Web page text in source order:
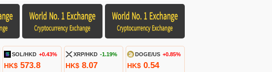
SOL/HKD +0.43%
HK$ 573.8
XRP/HKD -1.19%
HK$ 8.07
DOGE/US +0.85%
HK$ 0.54